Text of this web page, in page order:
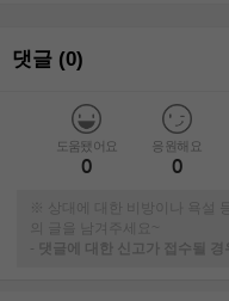
댓글 (0)
도움됐어요
0
응원해요
0
※ 상대에 대한 비방이나 욕설
의 글을 남겨주세요~
-
댓글에 대한 신고가 접수될